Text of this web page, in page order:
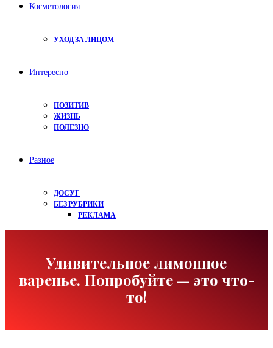
Косметология
УХОД ЗА ЛИЦОМ
Интересно
ПОЗИТИВ
ЖИЗНЬ
ПОЛЕЗНО
Разное
ДОСУГ
БЕЗ РУБРИКИ
РЕКЛАМА
Удивительное лимонное
варенье. Попробуйте — это что-
то!